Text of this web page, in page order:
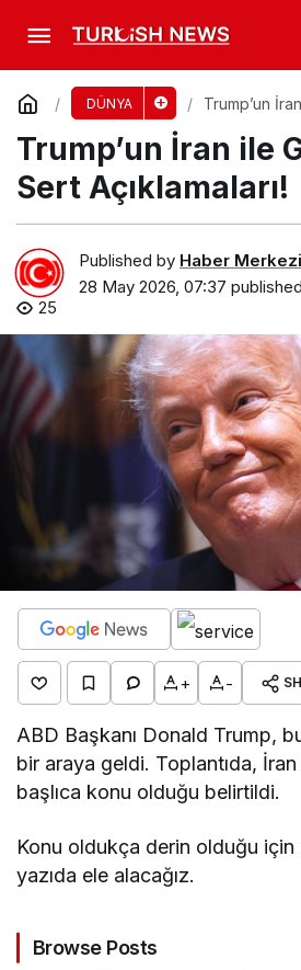
DÜNYA
Trump’un
Trump’un İran ile
Sert Açıklamaları!
Published by Haber Merkezi
28 May 2026, 07:37 published
25
+ -
ABD Başkanı Donald Trump,
bir araya geldi. Toplantıda, İran
başlıca konu olduğu belirtildi.
Konu oldukça derin olduğu için
yazıda ele alacağız.
Browse Posts
1934’teki Dionne
Hikayesi
Comment Share